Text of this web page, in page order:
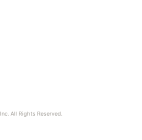
All Rights Reserved.